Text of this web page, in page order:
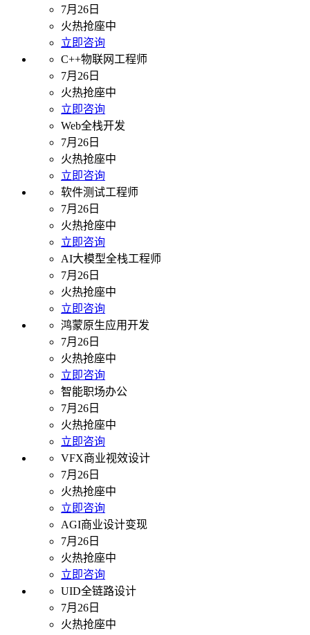
7月26日
火热抢座中
立即咨询
C++物联网工程师
7月26日
火热抢座中
立即咨询
Web全栈开发
7月26日
火热抢座中
立即咨询
软件测试工程师
7月26日
火热抢座中
立即咨询
AI大模型全栈工程师
7月26日
火热抢座中
立即咨询
鸿蒙原生应用开发
7月26日
火热抢座中
立即咨询
智能职场办公
7月26日
火热抢座中
立即咨询
VFX商业视效设计
7月26日
火热抢座中
立即咨询
AGI商业设计变现
7月26日
火热抢座中
立即咨询
UID全链路设计
7月26日
火热抢座中